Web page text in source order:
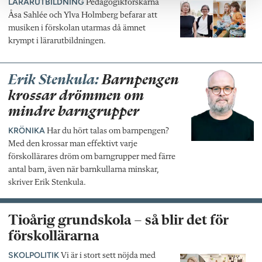
Pedagogikforskarna
Åsa Sahlée och Ylva Holmberg befarar att
musiken i förskolan utarmas då ämnet
krympt i lärarutbildningen.
Erik Stenkula:Barnpengen
krossar drömmen om
mindre barngrupper
KRÖNIKA Har du hört talas om barnpengen?
Med den krossar man effektivt varje
förskollärares dröm om barngrupper med färre
antal barn, även när barnkullarna minskar,
skriver Erik Stenkula.
Tioårig grundskola – så blir det för
förskollärarna
SKOLPOLITIK Vi är i stort sett nöjda med